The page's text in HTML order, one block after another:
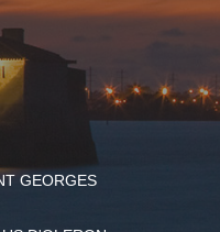
GEORGES